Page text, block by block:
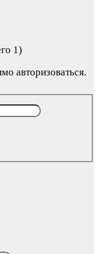
1)
авторизоваться.